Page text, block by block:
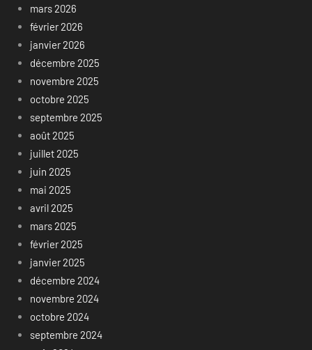
mars 2026
février 2026
janvier 2026
décembre 2025
novembre 2025
octobre 2025
septembre 2025
août 2025
juillet 2025
juin 2025
mai 2025
avril 2025
mars 2025
février 2025
janvier 2025
décembre 2024
novembre 2024
octobre 2024
septembre 2024